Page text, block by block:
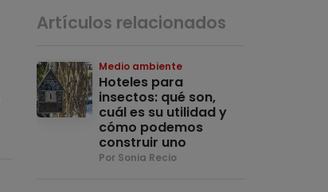
Artículos relacionados
Medio ambiente
Hoteles para
insectos: qué son,
cuál es su utilidad y
cómo podemos
construir uno
Por Sonia Recio